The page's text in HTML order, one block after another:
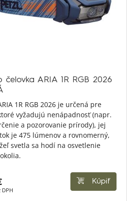
čelovka ARIA 1R RGB 2026
1R RGB 2026 je určená pre
vyžadujú nenápadnosť (napr.
a pozorovanie prírody), jej
je 475 lúmenov a rovnomerný,
svetla sa hodí na osvetlenie
DPH
Kúpiť